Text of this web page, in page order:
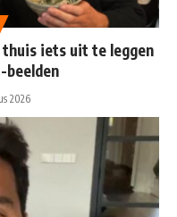
iets uit te leggen
beelden
2026